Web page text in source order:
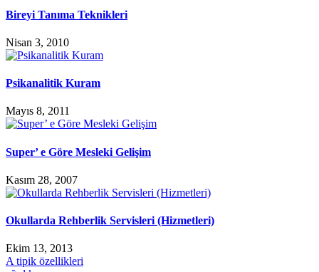
Bireyi Tanıma Teknikleri
Nisan 3, 2010
Psikanalitik Kuram
Mayıs 8, 2011
Super’ e Göre Mesleki Gelişim
Kasım 28, 2007
Okullarda Rehberlik Servisleri (Hizmetleri)
Ekim 13, 2013
A tipik özellikleri